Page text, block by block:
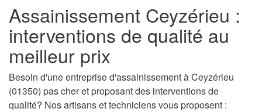
Assainissement Ceyzérieu :
interventions de qualité au
meilleur prix
Besoin d'une entreprise d'assainissement à Ceyzérieu
(01350) pas cher et proposant des interventions de
qualité? Nos artisans et techniciens vous proposent :